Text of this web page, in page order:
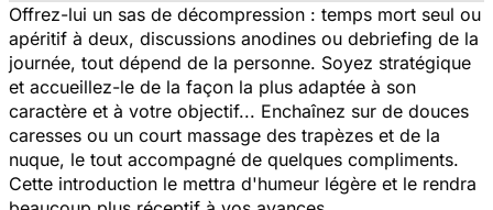
Offrez-lui un sas de décompression : temps mort seul ou
apéritif à deux, discussions anodines ou debriefing de la
journée, tout dépend de la personne. Soyez stratégique
et accueillez-le de la façon la plus adaptée à son
caractère et à votre objectif... Enchaînez sur de douces
caresses ou un court massage des trapèzes et de la
nuque, le tout accompagné de quelques compliments.
Cette introduction le mettra d'humeur légère et le rendra